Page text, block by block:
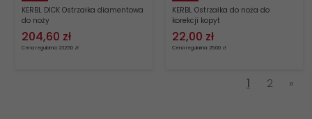
KERBL DICK Ostrzałka diamentowa
do noży
204,60 zł
Cena regularna: 232.50 zł
KERBL Ostrzałka do noża do
korekcji kopyt
22,00 zł
Cena regularna: 25.00 zł
1 2 »